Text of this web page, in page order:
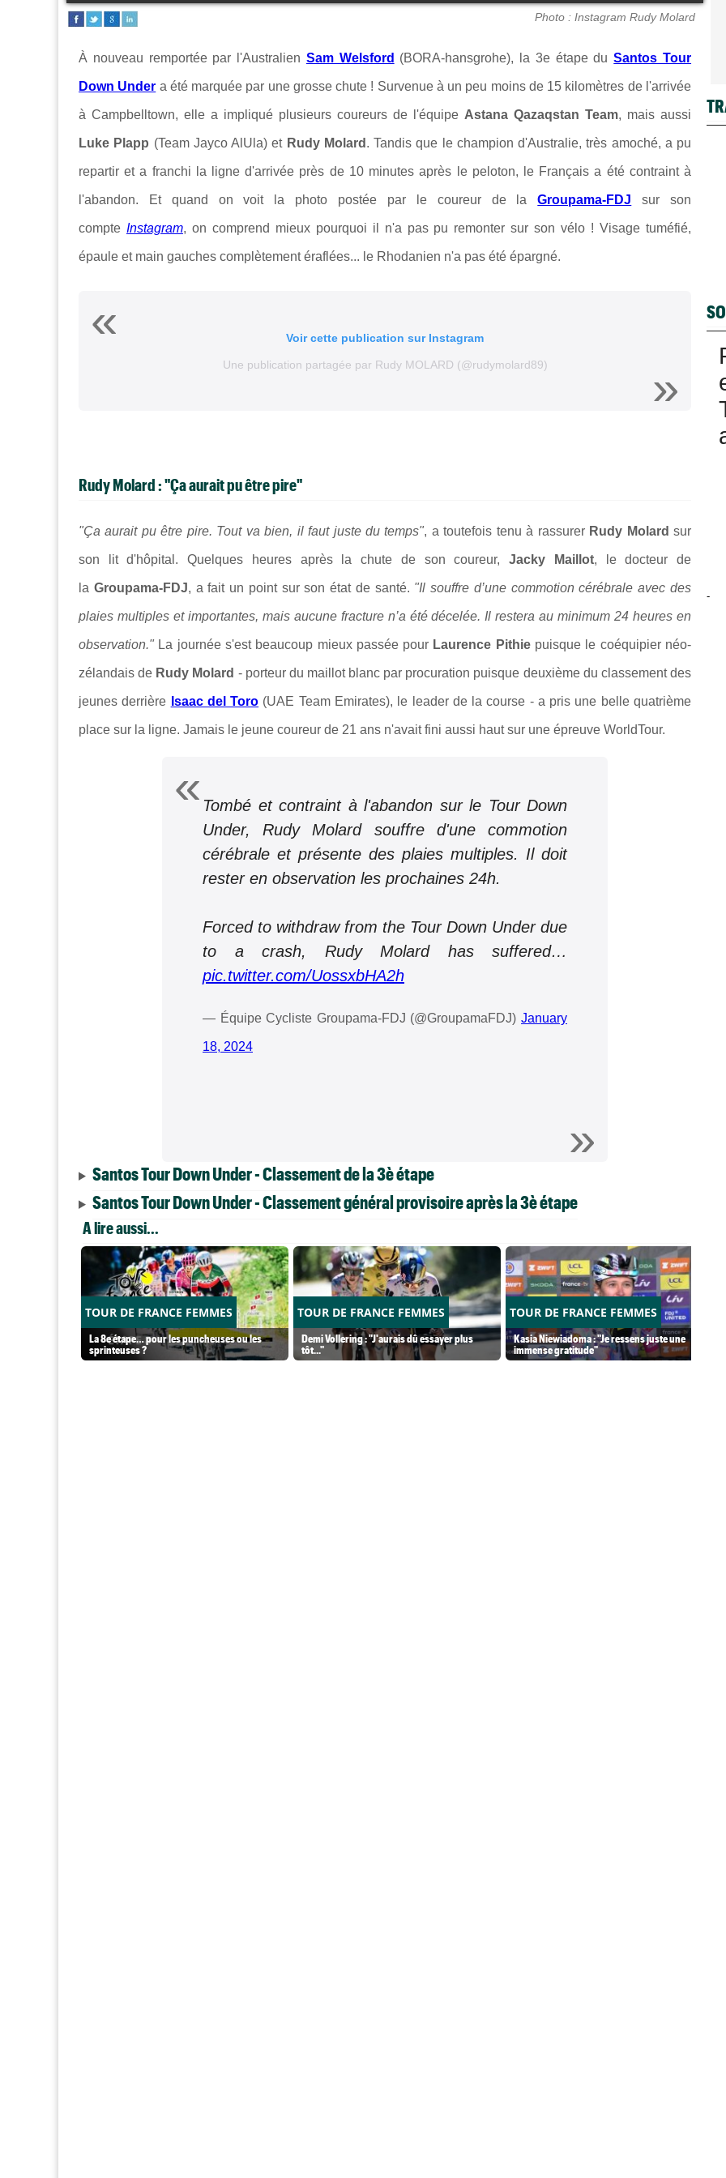
Photo : Instagram Rudy Molard
À nouveau remportée par l'Australien Sam Welsford (BORA-hansgrohe), la 3e étape duSantos Tour
Down Under a été marquée par une grosse chute ! Survenue à un peu moins de 15 kilomètres de l'arrivée
à Campbelltown, elle a impliqué plusieurs coureurs de l'équipe Astana Qazaqstan Team, mais aussi
Luke Plapp (Team Jayco AlUla) et Rudy Molard . Tandis que le champion d'Australie, très amoché, a pu
repartir et a franchi la ligne d'arrivée près de 10 minutes après le peloton, le Français a été contraint à
l'abandon. Et quand on voit la photo postée par le coureur de laGroupama-FDJ sur son
compte Instagram, on comprend mieux pourquoi il n'a pas pu remonter sur son vélo ! Visage tuméfié,
épaule et main gauches complètement éraflées... le Rhodanien n'a pas été épargné.
Voir cette publication sur Instagram
Une publication partagée par Rudy MOLARD (@rudymolard89)
Rudy Molard : "Ça aurait pu être pire"
"Ça aurait pu être pire. Tout va bien, il faut juste du temps", a toutefois tenu à rassurer Rudy Molard sur
son lit d'hôpital. Quelques heures après la chute de son coureur,Jacky Maillot, le docteur de
la Groupama-FDJ, a fait un point sur son état de santé. "Il souffre d’une commotion cérébrale avec des
plaies multiples et importantes, mais aucune fracture n’a été décelée. Il restera au minimum 24 heures en
observation." La journée s'est beaucoup mieux passée pour Laurence Pithiepuisque le coéquipier néo-
zélandais de Rudy Molard - porteur du maillot blanc par procuration puisque deuxième du classement des
jeunes derrière Isaac del Toro (UAE Team Emirates), le leader de la course - a pris une belle quatrième
place sur la ligne. Jamais le jeune coureur de 21 ans n'avait fini aussi haut sur une épreuve WorldTour.
Tombé et contraint à l'abandon sur le Tour Down
Under, Rudy Molard souffre d'une commotion
cérébrale et présente des plaies multiples. Il doit
rester en observation les prochaines 24h.
Forced to withdraw from the Tour Down Under due
to a crash, Rudy Molard has suffered…
pic.twitter.com/UossxbHA2h
— Équipe Cycliste Groupama-FDJ (@GroupamaFDJ) January
18, 2024
Santos Tour Down Under - Classement de la 3è étape
Santos Tour Down Under - Classement général provisoire après la 3è étape
A lire aussi...
TOUR DE FRANCE FEMMES
La 8e étape… pour les puncheuses ou les
sprinteuses ?
TOUR DE FRANCE FEMMES
Demi Vollering : "J'aurais dû essayer plus
tôt..."
TOUR DE FRANCE FEMMES
Kasia Niewiadoma : "Je ressens juste une
immense gratitude"
-